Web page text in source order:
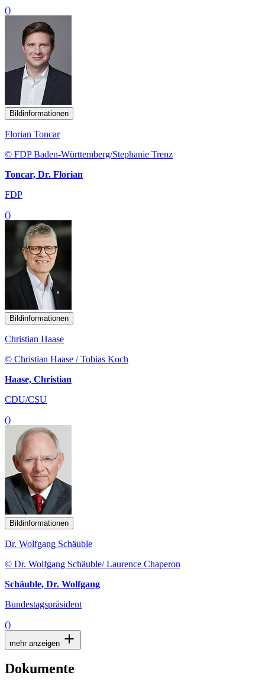
()
Bildinformationen
Florian Toncar
© FDP Baden-Württemberg/Stephanie Trenz
Toncar, Dr. Florian
FDP
()
Bildinformationen
Christian Haase
© Christian Haase / Tobias Koch
Haase, Christian
CDU/CSU
()
Bildinformationen
Dr. Wolfgang Schäuble
© Dr. Wolfgang Schäuble/ Laurence Chaperon
Schäuble, Dr. Wolfgang
Bundestagspräsident
()
mehr anzeigen
Dokumente